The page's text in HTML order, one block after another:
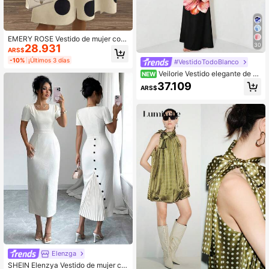
EMERY ROSE Vestido de mujer con
diseño de botones, tirantes y cuello
mao a lunares
ARS$28.931
-10% ¡Últimos 3 días
Elenzga
SHEIN Elenzya Vestido de mujer co
30
#VestidoTodoBlanco
NEW Veilorie Vestido elegante de m
ujer con manga larga, espalda aca
mpanada, lazo en la cintura y bajo
ARS$37.109